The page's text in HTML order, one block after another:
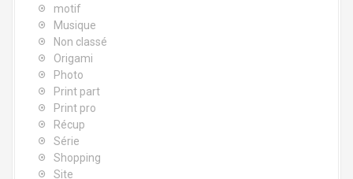
motif
Musique
Non classé
Origami
Photo
Print part
Print pro
Récup
Série
Shopping
Site